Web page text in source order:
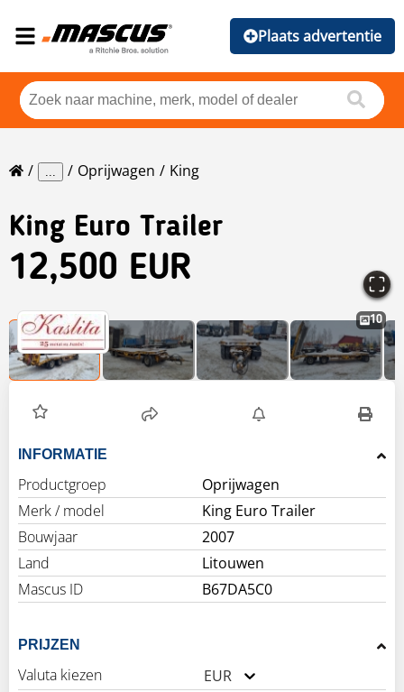
Plaats advertentie
... Oprijwagen King
King Euro Trailer
12,500 EUR
10
INFORMATIE
Productgroep
Oprijwagen
Merk / model
King Euro Trailer
Bouwjaar
2007
Land
Litouwen
Mascus ID
B67DA5C0
PRIJZEN
Valuta kiezen
EUR